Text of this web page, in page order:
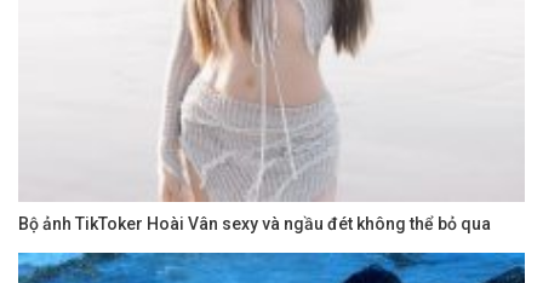
Bộ ảnh TikToker Hoài Vân sexy và ngầu đét không thể bỏ qua